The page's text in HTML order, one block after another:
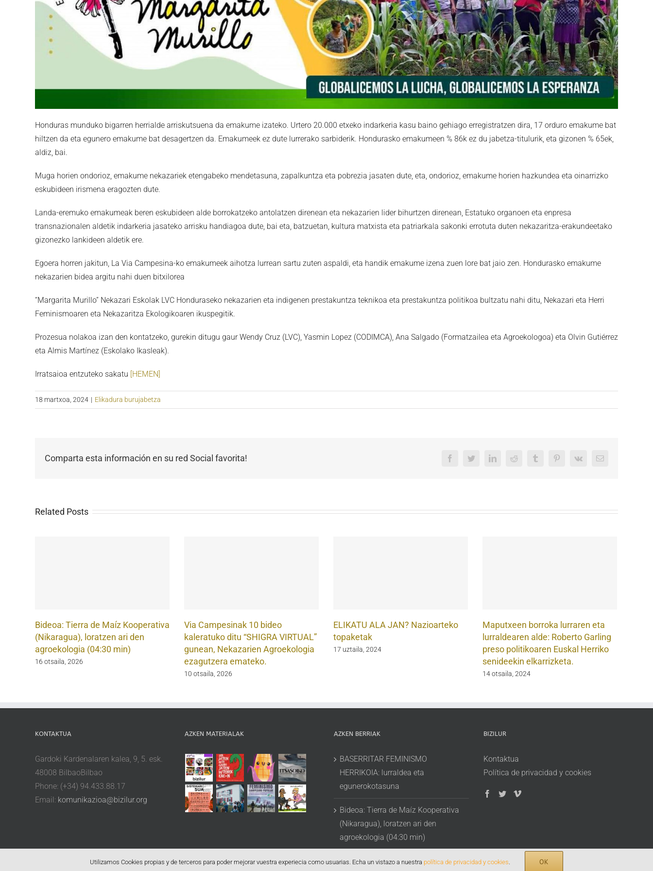
Honduras munduko bigarren herrialde arriskutsuena da emakume izateko. Urtero 20.000 etxeko indarkeria kasu baino gehiago erregistratzen dira, 17 orduro emakume bat
hiltzen da eta egunero emakume bat desagertzen da. Emakumeek ez dute lurrerako sarbiderik. Hondurasko emakumeen % 86k ez du jabetza-titulurik, eta gizonen % 65ek,
aldiz, bai.
Muga horien ondorioz, emakume nekazariek etengabeko mendetasuna, zapalkuntza eta pobrezia jasaten dute, eta, ondorioz, emakume horien hazkundea eta oinarrizko
eskubideen irismena eragozten dute.
Landa-eremuko emakumeak beren eskubideen alde borrokatzeko antolatzen direnean eta nekazarien lider bihurtzen direnean, Estatuko organoen eta enpresa
transnazionalen aldetik indarkeria jasateko arrisku handiagoa dute, bai eta, batzuetan, kultura matxista eta patriarkala sakonki errotuta duten nekazaritza-erakundeetako
gizonezko lankideen aldetik ere.
Egoera horren jakitun, La Via Campesina-ko emakumeek aihotza lurrean sartu zuten aspaldi, eta handik emakume izena zuen lore bat jaio zen. Hondurasko emakume
nekazarien bidea argitu nahi duen bitxilorea
“Margarita Murillo” Nekazari Eskolak LVC Honduraseko nekazarien eta indigenen prestakuntza teknikoa eta prestakuntza politikoa bultzatu nahi ditu, Nekazari eta Herri
Feminismoaren eta Nekazaritza Ekologikoaren ikuspegitik.
Prozesua nolakoa izan den kontatzeko, gurekin ditugu gaur Wendy Cruz (LVC), Yasmin Lopez (CODIMCA), Ana Salgado (Formatzailea eta Agroekologoa) eta Olvin Gutiérrez
eta Almis Martínez (Eskolako Ikasleak).
Irratsaioa entzuteko sakatu [HEMEN]
18 martxoa, 2024 | Elikadura burujabetza
Comparta esta información en su red Social favorita! FacebookTwitterLinkedInReddit Tumblr PinterestVk Email
Related Posts
Bideoa: Tierra de Maíz Kooperativa
(Nikaragua), loratzen ari den
agroekologia (04:30 min)
16 otsaila, 2026
Via Campesinak 10 bideo
kaleratuko ditu “SHIGRA VIRTUAL”
gunean, Nekazarien Agroekologia
ezagutzera emateko.
10 otsaila, 2026
ELIKATU ALA JAN? Nazioarteko
topaketak
17 uztaila, 2024
Maputxeen borroka lurraren eta
lurraldearen alde: Roberto Garling
preso politikoaren Euskal Herriko
senideekin elkarrizketa.
14 otsaila, 2024
KONTAKTUA
Gardoki Kardenalaren kalea, 9, 5. esk.
48008 BilbaoBilbao
Phone: (+34) 94.433.88.17
Email: komunikazioa@bizilur.org
AZKEN MATERIALAK AZKEN BERRIAK
BASERRITAR FEMINISMO
HERRIKOIA: lurraldea eta
egunerokotasuna
Bideoa: Tierra de Maíz Kooperativa
(Nikaragua), loratzen ari den
agroekologia (04:30 min)
BIZILUR
Kontaktua
Política de privacidad y cookies
Utilizamos Cookies propias y de terceros para poder mejorar vuestra experiecia como usuarias. Echa un vistazo a nuestra política de privacidad y cookies. OK